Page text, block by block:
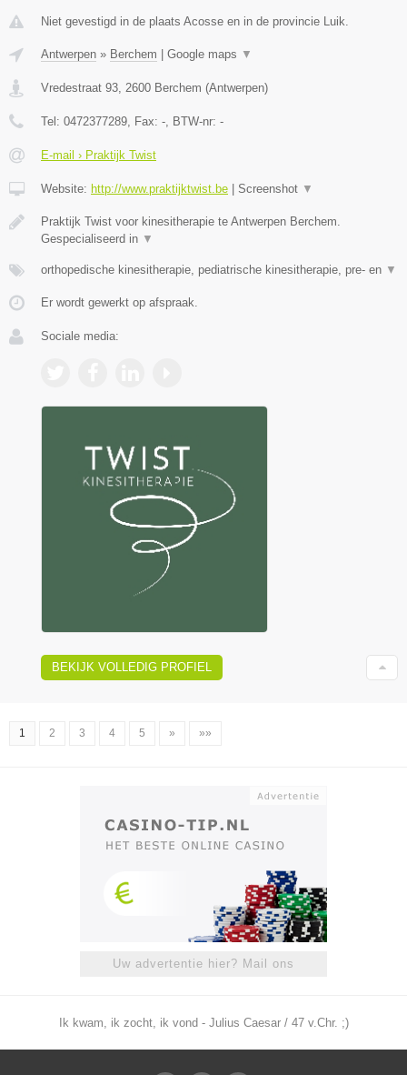
Niet gevestigd in de plaats Acosse en in de provincie Luik.
Antwerpen » Berchem | Google maps ▼
Vredestraat 93 2600 Berchem (Antwerpen)
Tel: 0472377289 , Fax: - , BTW-nr: -
E-mail › Praktijk Twist
Website: http://www.praktijktwist.be | Screenshot ▼
Praktijk Twist voor kinesitherapie te Antwerpen Berchem.
Gespecialiseerd in ▼
orthopedische kinesitherapie, pediatrische kinesitherapie, pre- en ▼
Er wordt gewerkt op afspraak.
Sociale media:
BEKIJK VOLLEDIG PROFIEL
1 2 3 4 5 » »»
Uw advertentie hier? Mail ons
Ik kwam, ik zocht, ik vond - Julius Caesar / 47 v.Chr. ;)